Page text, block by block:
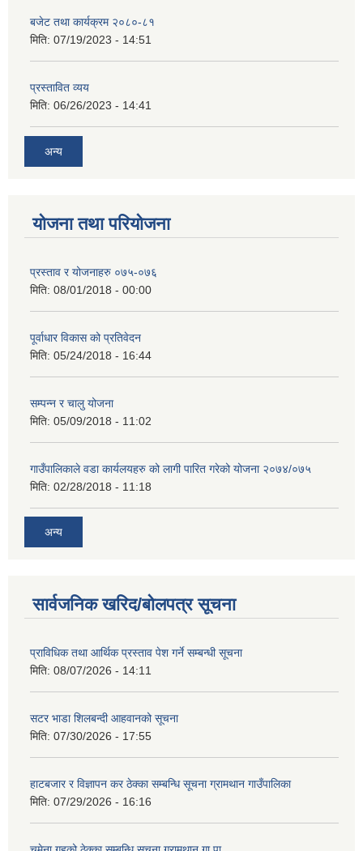
बजेट तथा कार्यक्रम २०८०-८१
मिति: 07/19/2023 - 14:51
प्रस्तावित व्यय
मिति: 06/26/2023 - 14:41
अन्य
योजना तथा परियोजना
प्रस्ताव र योजनाहरु ०७५-०७६
मिति: 08/01/2018 - 00:00
पूर्वाधार विकास को प्रतिवेदन
मिति: 05/24/2018 - 16:44
सम्पन्न र चालु योजना
मिति: 05/09/2018 - 11:02
गाउँपालिकाले वडा कार्यलयहरु को लागी पारित गरेको योजना २०७४/०७५
मिति: 02/28/2018 - 11:18
अन्य
सार्वजनिक खरिद/बोलपत्र सूचना
प्राविधिक तथा आर्थिक प्रस्ताव पेश गर्ने सम्बन्धी सूचना
मिति: 08/07/2026 - 14:11
सटर भाडा शिलबन्दी आहवानको सूचना
मिति: 07/30/2026 - 17:55
हाटबजार र विज्ञापन कर ठेक्का सम्बन्धि सूचना ग्रामथान गाउँपालिका
मिति: 07/29/2026 - 16:16